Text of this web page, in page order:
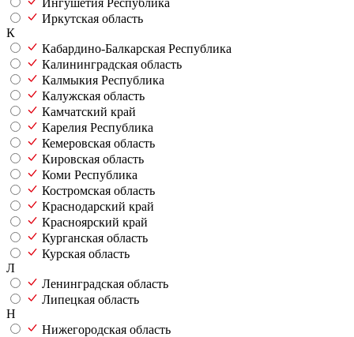
Ингушетия Республика
Иркутская область
К
Кабардино-Балкарская Республика
Калининградская область
Калмыкия Республика
Калужская область
Камчатский край
Карелия Республика
Кемеровская область
Кировская область
Коми Республика
Костромская область
Краснодарский край
Красноярский край
Курганская область
Курская область
Л
Ленинградская область
Липецкая область
Н
Нижегородская область